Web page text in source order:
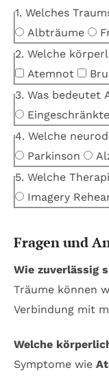
1. Welches
Albträume
2. Welche
Atemnot
3. Was bedeutet
4. Welche
Parkinson
5. Welche
Imagery
Fragen und
Wie zuverlässig
Träume können
Verbindung mit
Welche
Symptome wie